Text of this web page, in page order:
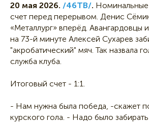
20 мая 2026. /46ТВ/. Номинальные
счет перед перерывом. Денис
«Металлург» вперёд. Авангардовцы
на 73-й минуте Алексей Сухарев
"акробатический" мяч. Так назвала
служба клуба.
Итоговый счет - 1:1.
- Нам нужна была победа, -скажет
курского гола. - Надо было